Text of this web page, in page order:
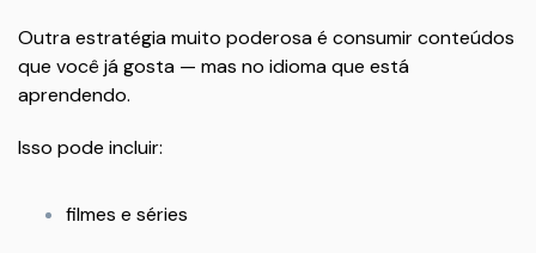
Outra estratégia muito poderosa é consumir conteúdos
que você já gosta — mas no idioma que está
aprendendo.
Isso pode incluir:
filmes e séries